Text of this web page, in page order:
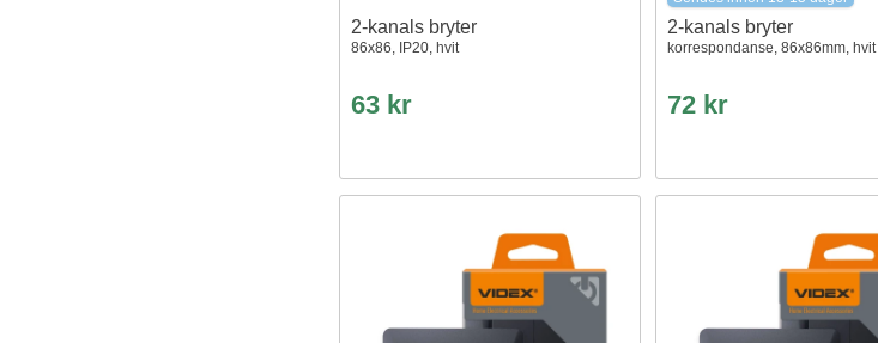
2-kanals bryter
86x86, IP20, hvit
63 kr
2-kanals bryter
korrespondanse, 86x86mm, hvit
72 kr